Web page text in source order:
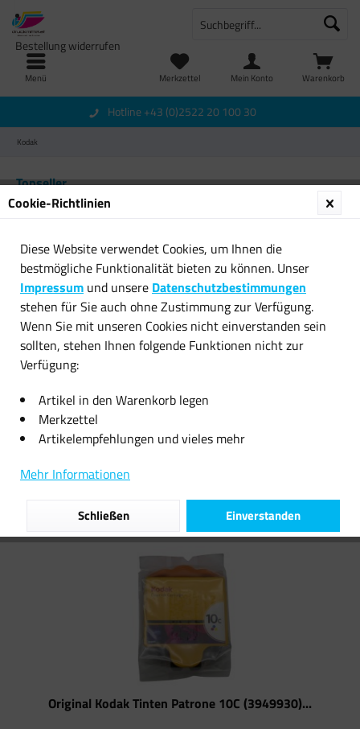
Menü Warenkorb
Merkzettel
Bestellung widerrufen
Mein Konto
Hotline +43 (0)2522 20 100 30
Kodak
Topseller
Original Kodak Tinten Patrone
10,58 € *
Original Kodak Tinte 10 XL BK
Filtern
Original Kodak Tinten Patrone 10C (3949930)...
Cookie-Richtlinien
Diese Website verwendet Cookies, um Ihnen die
bestmögliche Funktionalität bieten zu können. Unser
Impressum und unsere Datenschutzbestimmungen
stehen für Sie auch ohne Zustimmung zur Verfügung.
Wenn Sie mit unseren Cookies nicht einverstanden sein
sollten, stehen Ihnen folgende Funktionen nicht zur
Verfügung:
Artikel in den Warenkorb legen
Merkzettel
Artikelempfehlungen und vieles mehr
Mehr Informationen
Einverstanden
Schließen